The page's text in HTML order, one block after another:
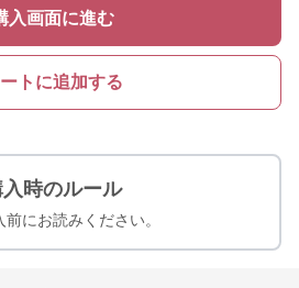
入画面に進む
トに追加する
入時のルール
前にお読みください。